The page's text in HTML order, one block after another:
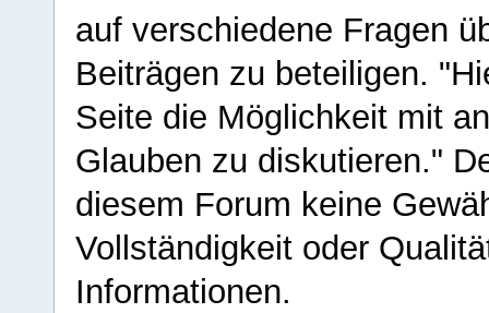
auf verschiedene Fragen
Beiträgen zu beteiligen.
Seite die Möglichkeit mit
Glauben zu diskutieren."
diesem Forum keine
Vollständigkeit oder
Informationen.